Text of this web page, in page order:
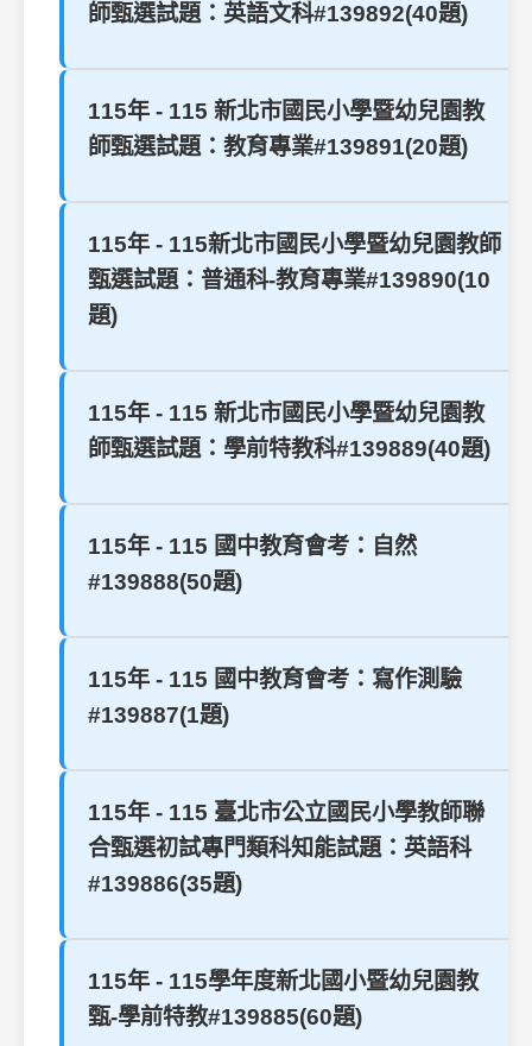
師甄選試題：英語文科#139892(40題)
115年 - 115 新北市國民小學暨幼兒園教
師甄選試題：教育專業#139891(20題)
115年 - 115新北市國民小學暨幼兒園教師
甄選試題：普通科-教育專業#139890(10
題)
115年 - 115 新北市國民小學暨幼兒園教
師甄選試題：學前特教科#139889(40題)
115年 - 115 國中教育會考：自然
#139888(50題)
115年 - 115 國中教育會考：寫作測驗
#139887(1題)
115年 - 115 臺北市公立國民小學教師聯
合甄選初試專門類科知能試題：英語科
#139886(35題)
115年 - 115學年度新北國小暨幼兒園教
甄-學前特教#139885(60題)